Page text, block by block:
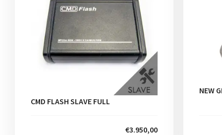
CMD FLASH SLAVE FULL
€3.950,00
NEW